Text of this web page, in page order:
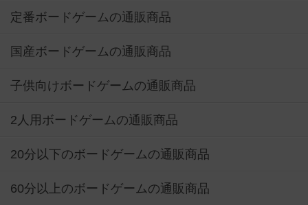
定番ボードゲームの通販商品
国産ボードゲームの通販商品
子供向けボードゲームの通販商品
2人用ボードゲームの通販商品
20分以下のボードゲームの通販商品
60分以上のボードゲームの通販商品